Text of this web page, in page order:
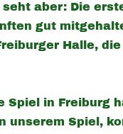
aber: Die
gut
Halle,
Spiel in
unserem Spiel,